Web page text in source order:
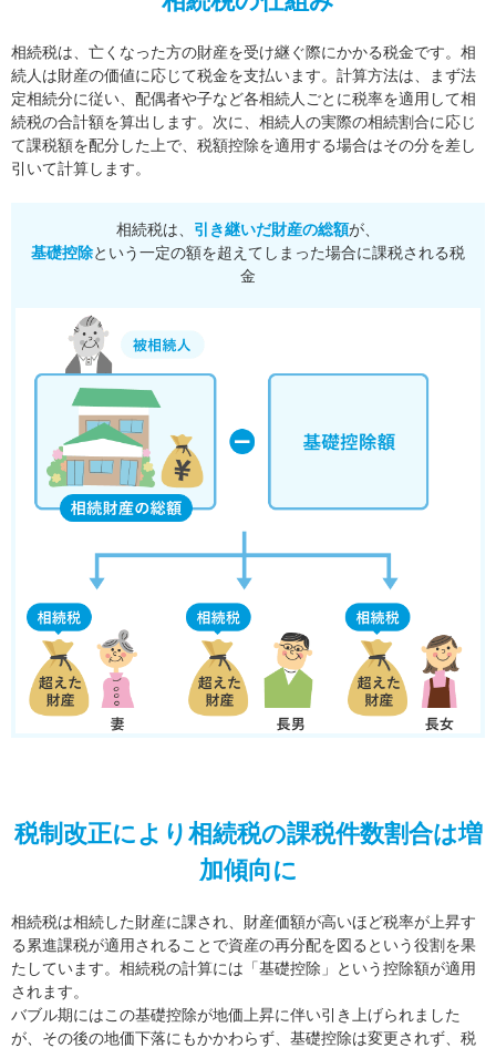
相続税は、亡くなった方の財産を受け継ぐ際にかかる税金です。相
続人は財産の価値に応じて税金を支払います。 計算方法は、まず法
定相続分に従い、配偶者や子など各相続人ごとに税率を適用して相
続税の合計額を算出します。 次に、相続人の実際の相続割合に応じ
て課税額を配分した上で、税額控除を適用する場合はその分を差し
引いて計算します。
相続税は、 引き継いだ財産の総額が、
基礎控除という一定の額を超えてしまった場合に課税される税
金
税制改正により相続税の課税件数割合は増
加傾向に
相続税は相続した財産に課され、財産価額が高いほど税率が上昇す
る累進課税が適用されることで資産の再分配を図るという役割を果
たしています。相続税の計算には「基礎控除」という控除額が適用
されます。
バブル期にはこの基礎控除が地価上昇に伴い引き上げられました
が、その後の地価下落にもかかわらず、基礎控除は変更されず、税